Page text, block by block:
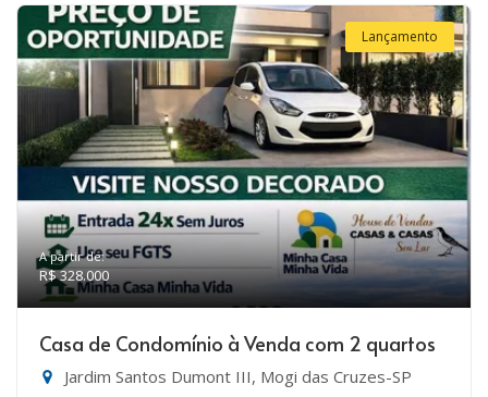
Lançamento
A partir de:
R$ 328.000
Casa de Condomínio à Venda com 2 quartos
Jardim Santos Dumont III, Mogi das Cruzes-SP